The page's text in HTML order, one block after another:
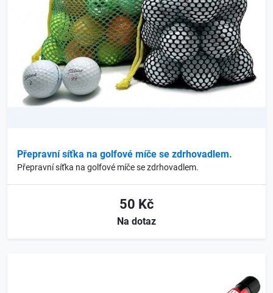
Přepravní síťka na golfové míče se zdrhovadlem.
Přepravní síťka na golfové míče se zdrhovadlem.
50 Kč
Na dotaz